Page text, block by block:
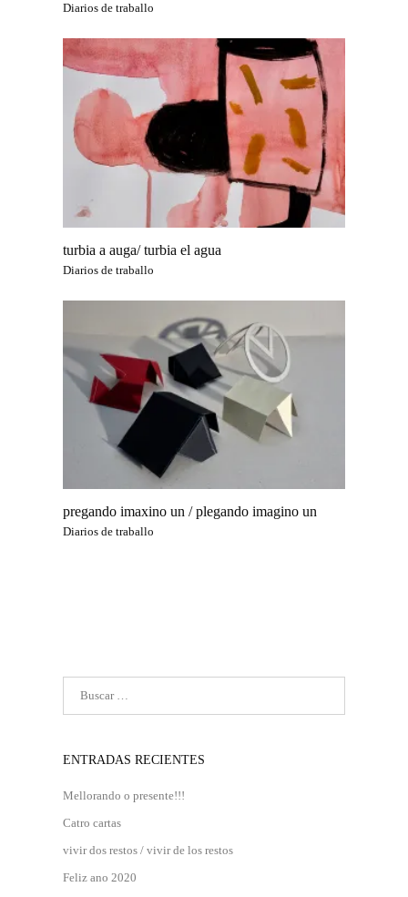
Diarios de traballo
turbia a auga/ turbia el agua
Diarios de traballo
pregando imaxino un / plegando imagino un
Diarios de traballo
ENTRADAS RECIENTES
Mellorando o presente!!!
Catro cartas
vivir dos restos / vivir de los restos
Feliz ano 2020